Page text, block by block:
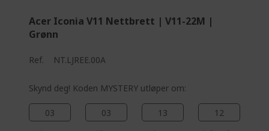
Acer Iconia V11 Nettbrett | V11-22M |
Grønn
Ref. NT.LJREE.00A
Skynd deg! Koden MYSTERY utløper om:
03 03 13 11